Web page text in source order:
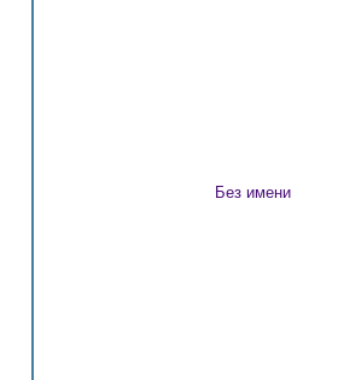
Без имени